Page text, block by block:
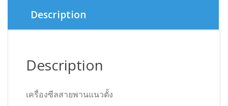
Description
Description
เครื่องซีลสายพานแนวตั้ง